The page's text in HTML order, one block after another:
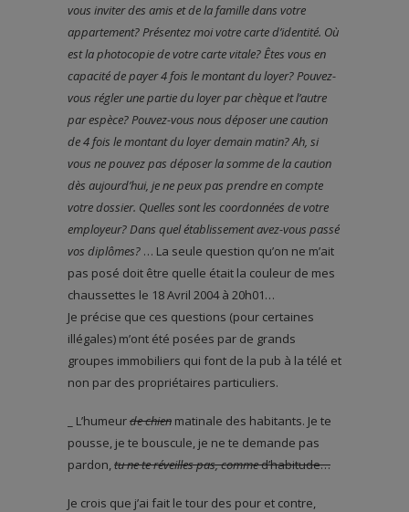
vous inviter des amis et de la famille dans votre
appartement? Présentez moi votre carte d’identité. Où
est la photocopie de votre carte vitale? Êtes vous en
capacité de payer 4 fois le montant du loyer? Pouvez-
vous régler une partie du loyer par chèque et l’autre
par espèce? Pouvez-vous nous déposer une caution
de 4 fois le montant du loyer demain matin? Ah, si
vous ne pouvez pas déposer la somme de la caution
dès aujourd’hui, je ne peux pas prendre en compte
votre dossier. Quelles sont les coordonnées de votre
employeur? Dans quel établissement avez-vous passé
vos diplômes? … La seule question qu’on ne m’ait
pas posé doit être quelle était la couleur de mes
chaussettes le 18 Avril 2004 à 20h01…
Je précise que ces questions (pour certaines
illégales) m’ont été posées par de grands
groupes immobiliers qui font de la pub à la télé et
non par des propriétaires particuliers.
_ L’humeurde chien matinale des habitants. Je te
pousse, je te bouscule, je ne te demande pas
pardon,tu ne te réveilles pas, commed’habitude…
Je crois que j’ai fait le tour des pour et contre,